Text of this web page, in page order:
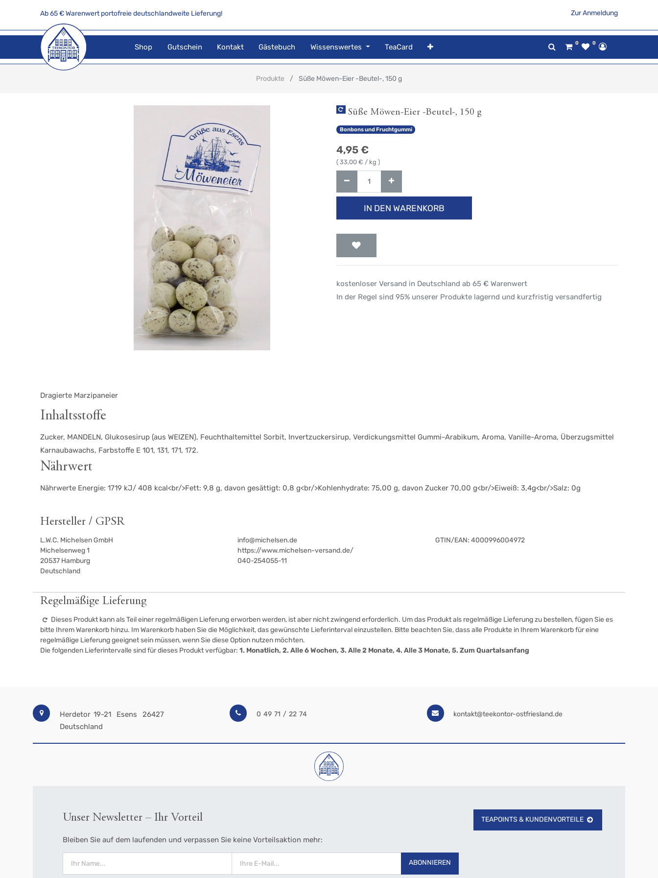
Ab 65 € Warenwert portofreie deutschlandweite Lieferung! Zur Anmeldung
Shop Gutschein Kontakt Gästebuch Wissenswertes TeaCard 0 0
Produkte Süße Möwen-Eier -Beutel-, 150 g
Süße Möwen-Eier -Beutel-, 150 g
Bonbons und Fruchtgummi
4,95 €
( 33,00 € / kg )
IN DEN WARENKORB
kostenloser Versand in Deutschland ab 65 € Warenwert
In der Regel sind 95% unserer Produkte lagernd und kurzfristig versandfertig
Dragierte Marzipaneier
Inhaltsstoffe
Zucker, MANDELN, Glukosesirup (aus WEIZEN), Feuchthaltemittel Sorbit, Invertzuckersirup, Verdickungsmittel Gummi-Arabikum, Aroma, Vanille-Aroma, Überzugsmittel
Karnaubawachs, Farbstoffe E 101, 131, 171, 172.
Nährwert
Nährwerte Energie: 1719 kJ/ 408 kcal<br/>Fett: 9,8 g, davon gesättigt: 0,8 g<br/>Kohlenhydrate: 75,00 g, davon Zucker 70,00 g<br/>Eiweiß: 3,4g<br/>Salz: 0g
Hersteller / GPSR
L.W.C. Michelsen GmbH
Michelsenweg 1
20537 Hamburg
Deutschland
info@michelsen.de
https://www.michelsen-versand.de/
040-254055-11
GTIN/EAN: 4000996004972
Regelmäßige Lieferung
Dieses Produkt kann als Teil einer regelmäßigen Lieferung erworben werden, ist aber nicht zwingend erforderlich. Um das Produkt als regelmäßige Lieferung zu bestellen, fügen Sie es
bitte Ihrem Warenkorb hinzu. Im Warenkorb haben Sie die Möglichkeit, das gewünschte Lieferinterval einzustellen. Bitte beachten Sie, dass alle Produkte in Ihrem Warenkorb für eine
regelmäßige Lieferung geeignet sein müssen, wenn Sie diese Option nutzen möchten.
Die folgenden Lieferintervalle sind für dieses Produkt verfügbar:1. Monatlich, 2. Alle 6 Wochen, 3. Alle 2 Monate, 4. Alle 3 Monate, 5. Zum Quartalsanfang
Herdetor 19-21 Esens
26427
Deutschland
0 49 71 / 22 74 kontakt@teekontor-ostfriesland.de
Unser Newsletter – Ihr Vorteil
Bleiben Sie auf dem laufenden und verpassen Sie keine Vorteilsaktion mehr:
ABONNIEREN
TEAPOINTS & KUNDENVORTEILE